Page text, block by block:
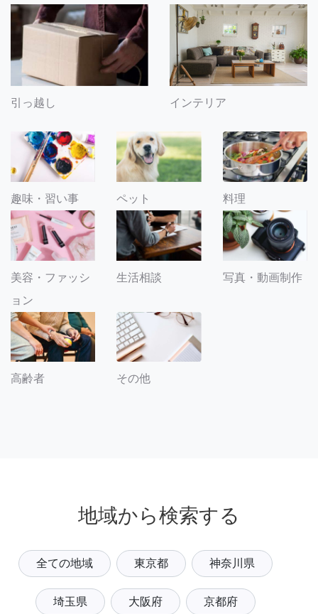
引っ越し インテリア
趣味・習い事 ペット 料理
美容・ファッシ
ョン
生活相談 写真・動画制作
高齢者 その他
地域から検索する
全ての地域 東京都 神奈川県
埼玉県 大阪府 京都府